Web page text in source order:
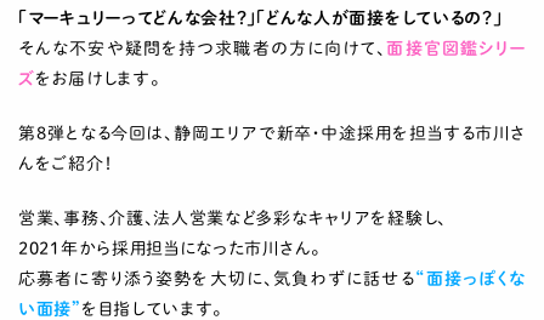
「マーキュリーってどんな会社？」「どんな人が面接をしているの？」
そんな不安や疑問を持つ求職者の方に向けて、 面接官図鑑シリー
ズ をお届けします。
第8弾となる今回は、静岡エリアで新卒・中途採用を担当する市川さ
んをご紹介！
営業、事務、介護、法人営業など多彩なキャリアを経験し、
2021年から採用担当になった市川さん。
応募者に寄り添う姿勢を大切に、気負わずに話せる“面接っぽくな
い面接” を目指しています。